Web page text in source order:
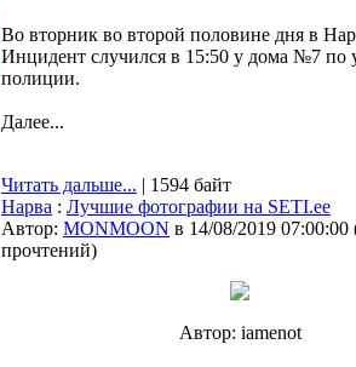
Во вторник во второй половине дня в
Инцидент случился в 15:50 у дома №7 по
полиции.
Далее...
Читать дальше... | 1594 байт
Нарва : Лучшие фотографии на SETI.ee
Автор: MONMOON в 14/08/2019 07:00:00
прочтений)
Автор: iamenot